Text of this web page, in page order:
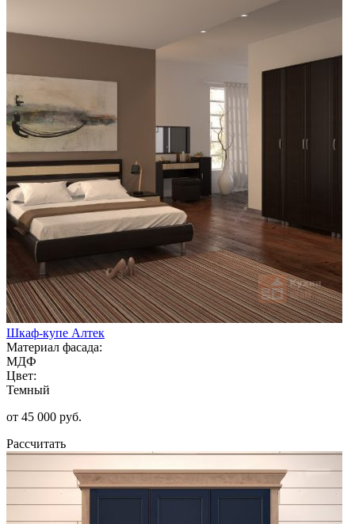
Шкаф-купе Алтек
Материал фасада:
МДФ
Цвет:
Темный
от 45 000 руб.
Рассчитать